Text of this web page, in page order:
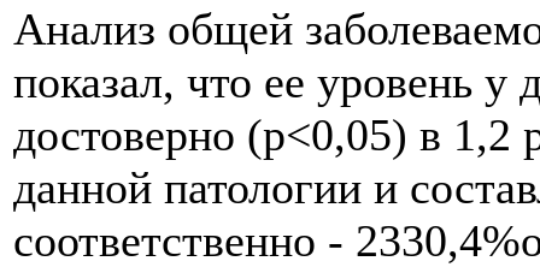
Анализ общей
показал, что ее уровень
достоверно (р<0,05) в 1,2
данной патологии и
соответственно -